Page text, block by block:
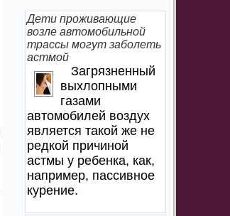
Дети проживающие
возле автомобильной
трассы могут заболеть
астмой
Загрязненный
выхлопными
газами
автомобилей воздух
является такой же не
редкой причиной
астмы у ребенка, как,
например, пассивное
курение.